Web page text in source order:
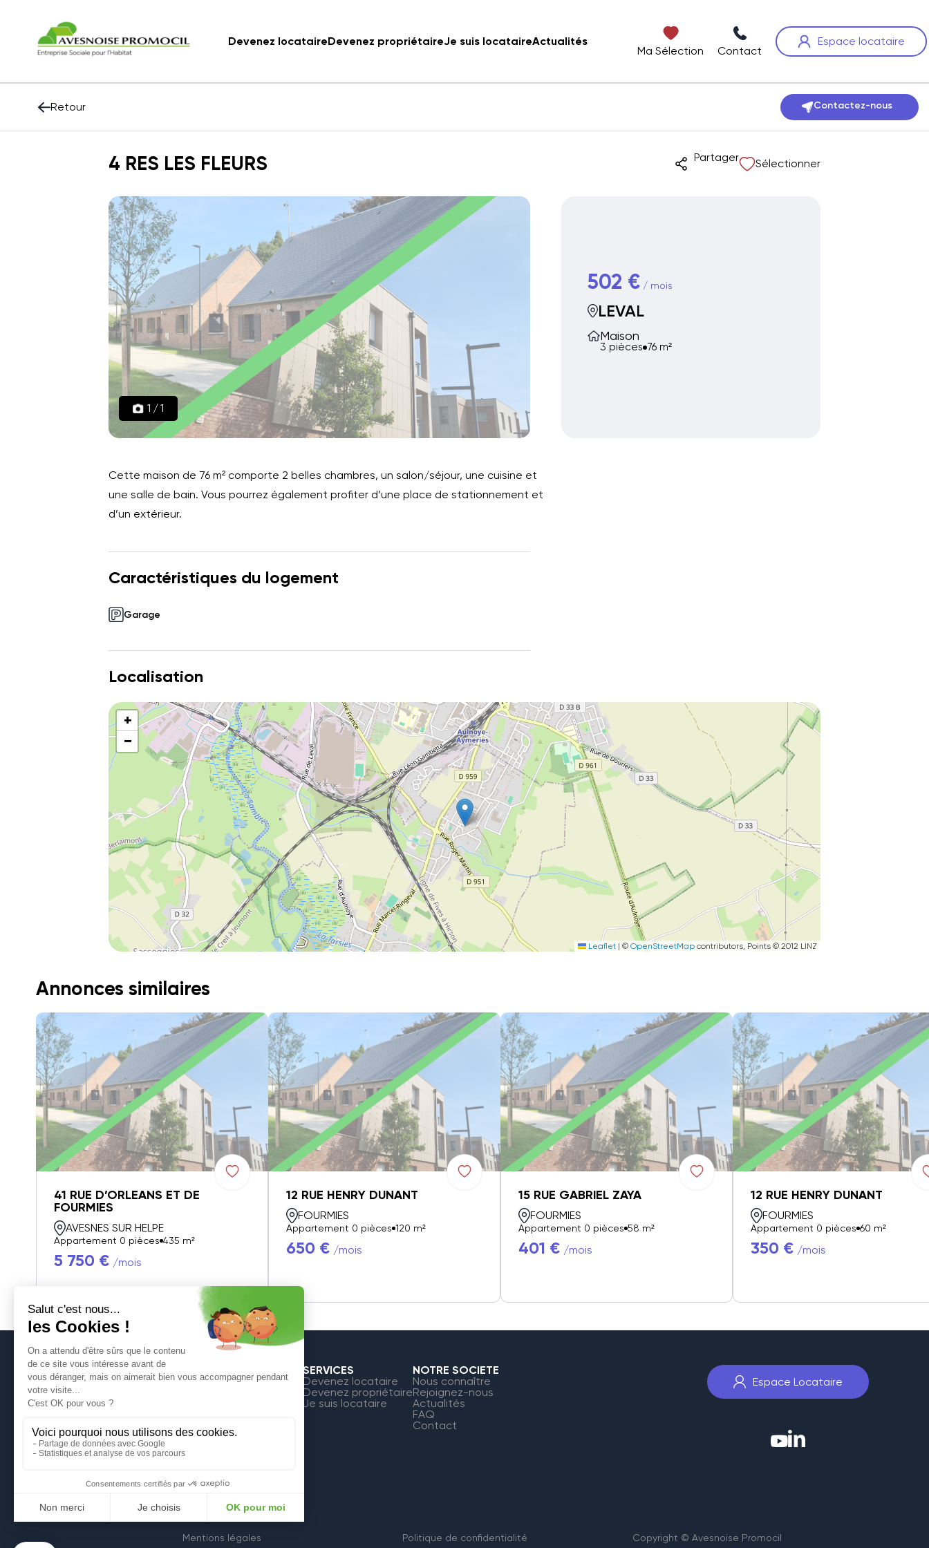
Devenez locataireDevenez propriétaireJe suis locataireActualités
Ma Sélection Contact
Espace locataire
Retour Contactez-nous
4 RES LES FLEURS Partager Sélectionner
1 /1
502 €/ mois
LEVAL
Maison
3 pièces 76 m²
Cette maison de 76 m² comporte 2 belles chambres, un salon/séjour, une cuisine et
une salle de bain. Vous pourrez également profiter d’une place de stationnement et
d’un extérieur.
Caractéristiques du logement
Garage
Localisation
+
−
Leaflet | © OpenStreetMap contributors, Points © 2012 LINZ
Annonces similaires
41 RUE D’ORLEANS ET DE
FOURMIES
AVESNES SUR HELPE
Appartement 0 pièces 435 m²
5 750 € /mois
12 RUE HENRY DUNANT
FOURMIES
Appartement 0 pièces 120 m²
650 € /mois
15 RUE GABRIEL ZAYA
FOURMIES
Appartement 0 pièces 58 m²
401 € /mois
12 RUE HENRY DUNANT
FOURMIES
Appartement 0 pièces 60 m²
350 € /mois
6, Rue de la Croix
SERVICES
Devenez locataire
Devenez propriétaire
Je suis locataire
NOTRE SOCIETE
Nous connaître
Rejoignez-nous
Actualités
FAQ
Contact
Espace Locataire
Mentions légales Politique de confidentialité Copyright © Avesnoise Promocil